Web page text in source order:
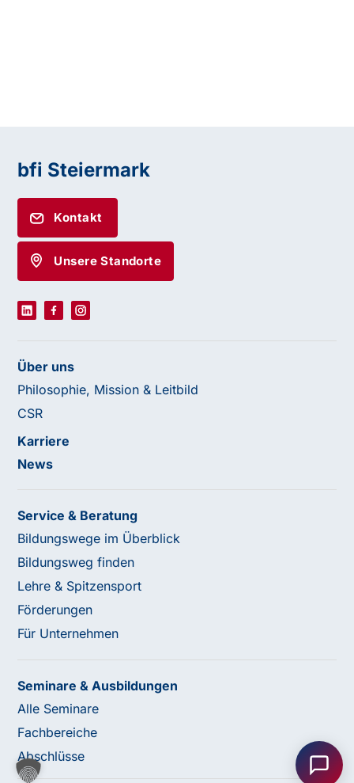
Haben Sie Fragen oder benötigen Sie
Unterstützung?
Unser Team ist gerne für Sie da! Nehmen Sie jetzt
Kontakt mit uns auf – wir freuen uns auf Ihre Anfrage.
bfi Steiermark
Kontakt
Unsere Standorte
Über uns
Philosophie, Mission & Leitbild
CSR
Karriere
News
Service & Beratung
Bildungswege im Überblick
Bildungsweg finden
Lehre & Spitzensport
Förderungen
Für Unternehmen
Seminare & Ausbildungen
Alle Seminare
Fachbereiche
Abschlüsse